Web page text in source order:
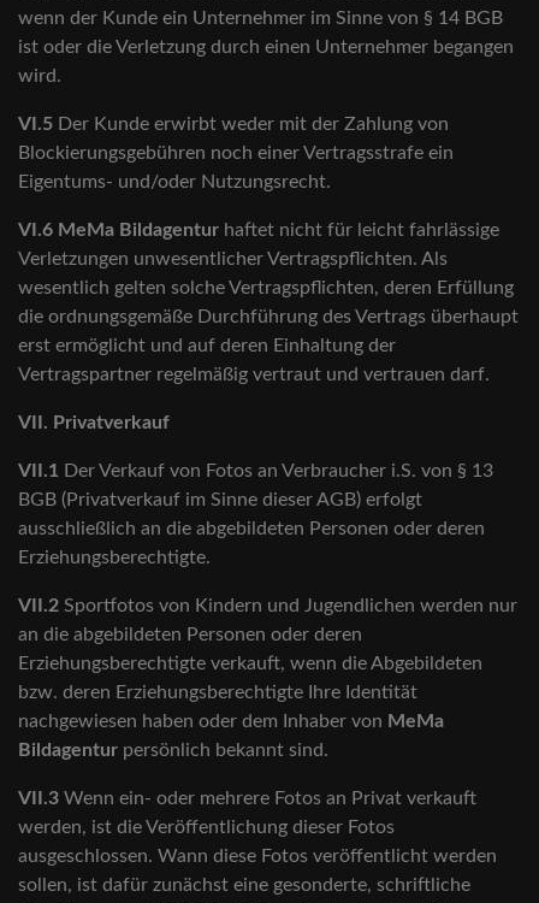
wenn der Kunde ein Unternehmer im Sinne von § 14 BGB
ist oder die Verletzung durch einen Unternehmer begangen
wird.
VI.5 Der Kunde erwirbt weder mit der Zahlung von
Blockierungsgebühren noch einer Vertragsstrafe ein
Eigentums- und/oder Nutzungsrecht.
VI.6 MeMa Bildagentur haftet nicht für leicht fahrlässige
Verletzungen unwesentlicher Vertragspflichten. Als
wesentlich gelten solche Vertragspflichten, deren Erfüllung
die ordnungsgemäße Durchführung des Vertrags überhaupt
erst ermöglicht und auf deren Einhaltung der
Vertragspartner regelmäßig vertraut und vertrauen darf.
VII. Privatverkauf
VII.1 Der Verkauf von Fotos an Verbraucher i.S. von § 13
BGB (Privatverkauf im Sinne dieser AGB) erfolgt
ausschließlich an die abgebildeten Personen oder deren
Erziehungsberechtigte.
VII.2 Sportfotos von Kindern und Jugendlichen werden nur
an die abgebildeten Personen oder deren
Erziehungsberechtigte verkauft, wenn die Abgebildeten
bzw. deren Erziehungsberechtigte Ihre Identität
nachgewiesen haben oder dem Inhaber von MeMa
Bildagentur persönlich bekannt sind.
VII.3 Wenn ein- oder mehrere Fotos an Privat verkauft
werden, ist die Veröffentlichung dieser Fotos
ausgeschlossen. Wann diese Fotos veröffentlicht werden
sollen, ist dafür zunächst eine gesonderte, schriftliche